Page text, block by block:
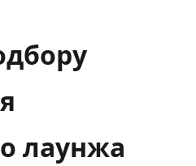
лаунжа